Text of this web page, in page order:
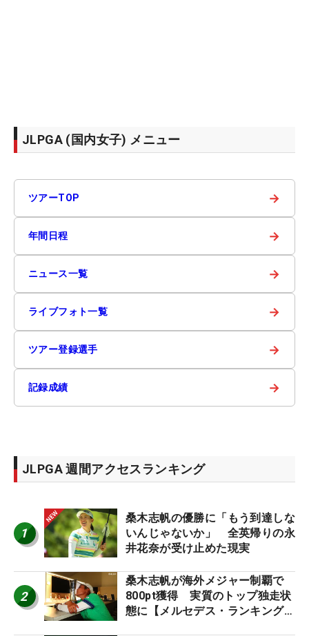
JLPGA (国内女子) メニュー
ツアーTOP →
年間日程 →
ニュース一覧 →
ライブフォト一覧 →
ツアー登録選手 →
記録成績 →
JLPGA 週間アクセスランキング
1
桑木志帆の優勝に「もう到達しな
いんじゃないか」 全英帰りの永
井花奈が受け止めた現実
2
桑木志帆が海外メジャー制覇で
800pt獲得 実質のトップ独走状
態に【メルセデス・ランキング番